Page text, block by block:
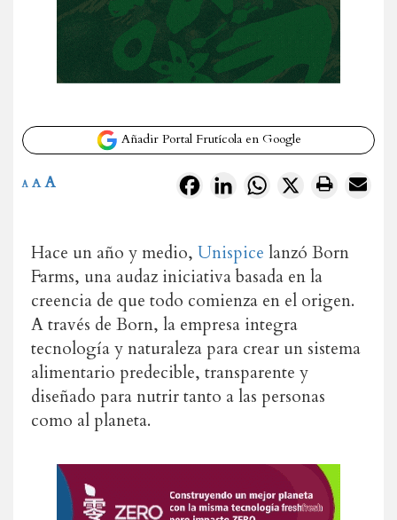
Añadir Portal Frutícola en Google
FacebookLinkedInWhatsApp
X
A A A
Hace un año y medio, Unispice lanzó Born
Farms, una audaz iniciativa basada en la
creencia de que todo comienza en el origen.
A través de Born, la empresa integra
tecnología y naturaleza para crear un sistema
alimentario predecible, transparente y
diseñado para nutrir tanto a las personas
como al planeta.